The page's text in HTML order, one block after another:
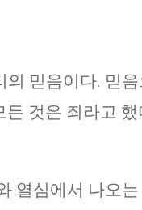
믿음이다. 믿
것은 죄라고
열심에서 나오